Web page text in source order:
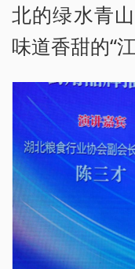
北的绿水青
味道香甜的“